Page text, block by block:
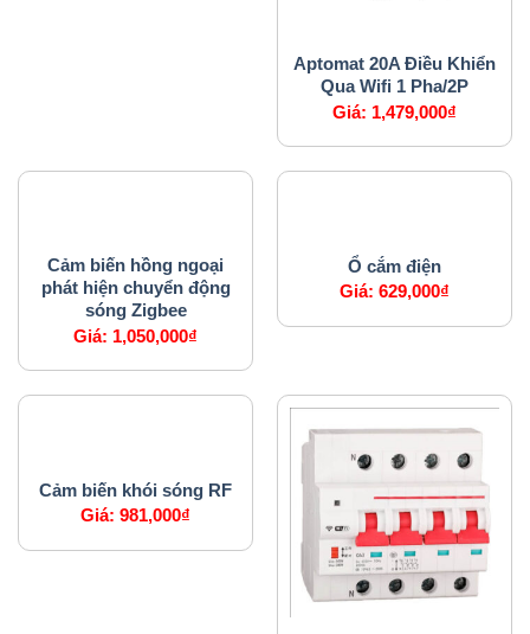
Aptomat 20A Điều Khiển
Qua Wifi 1 Pha/2P
Giá: 1,479,000₫
Cảm biến hồng ngoại
phát hiện chuyển động
sóng Zigbee
Giá: 1,050,000₫
Ổ cắm điện
Giá:629,000₫
Cảm biến khói sóng RF
Giá:981,000₫